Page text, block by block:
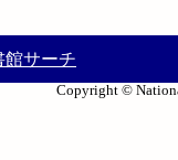
館サーチ
Copyright ©